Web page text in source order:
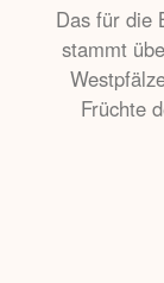
Das für die
stammt
Früchte